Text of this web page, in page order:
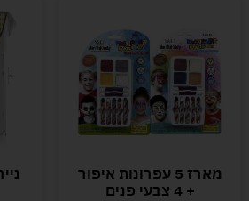
מארז 5 עפרונות איפור
+ 4 צבעי פנים